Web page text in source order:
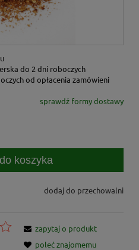
do 2 dni roboczych
od opłacenia zamówieni
kosztów płatności
sprawdź formy dostawy
do koszyka
dodaj do przechowalni
zapytaj o produkt
poleć znajomemu